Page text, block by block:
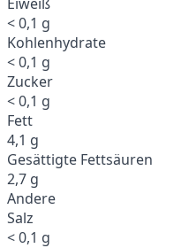
< 0,1 g
Kohlenhydrate
< 0,1 g
Zucker
< 0,1 g
Fett
4,1 g
Gesättigte Fettsäuren
2,7 g
Andere
Salz
< 0,1 g